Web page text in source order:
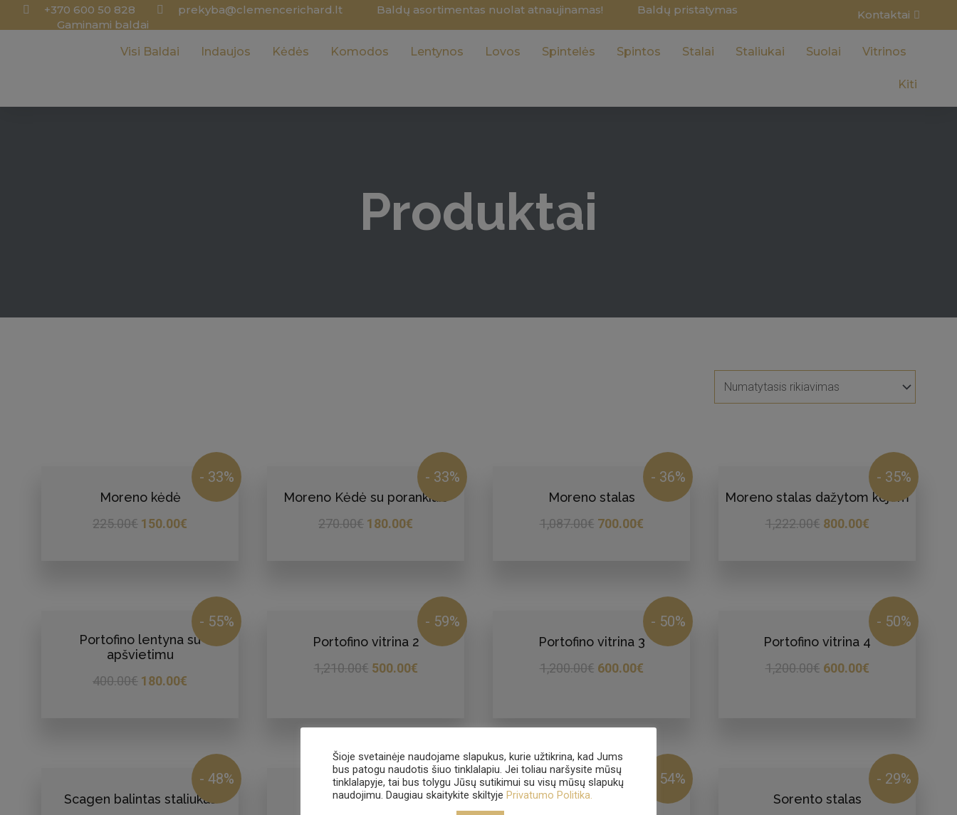
+370 600 50 828 prekyba@clemencerichard.lt Baldų asortimentas nuolat atnaujinamas!
Baldų pristatymas
Gaminami baldai
Kontaktai
Visi Baldai Indaujos Kėdės Komodos Lentynos Lovos Spintelės Spintos Stalai Staliukai Suolai Vitrinos
Kiti
Produktai
- 33%
Moreno kėdė
225.00€ 150.00€
- 33%
Moreno Kėdė su porankiais
270.00€ 180.00€
- 36%
Moreno stalas
1,087.00€ 700.00€
- 35%
Moreno stalas dažytom kojom
1,222.00€ 800.00€
- 55%
Portofino lentyna su
apšvietimu
400.00€ 180.00€
- 59%
Portofino vitrina 2
1,210.00€ 500.00€
- 50%
Portofino vitrina 3
1,200.00€ 600.00€
- 50%
Portofino vitrina 4
1,200.00€ 600.00€
- 48%
Scagen balintas staliukas
- 35%
Scagen stalas
- 54%
Scagen vitrina
- 29%
Sorento stalas
Šioje svetainėje naudojame slapukus, kurie užtikrina, kad Jums
bus patogu naudotis šiuo tinklalapiu. Jei toliau naršysite mūsų
tinklalapyje, tai bus tolygu Jūsų sutikimui su visų mūsų slapukų
naudojimu. Daugiau skaitykite skiltyje Privatumo Politika.